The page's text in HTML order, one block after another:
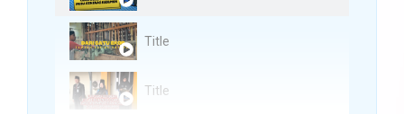
Title
Title